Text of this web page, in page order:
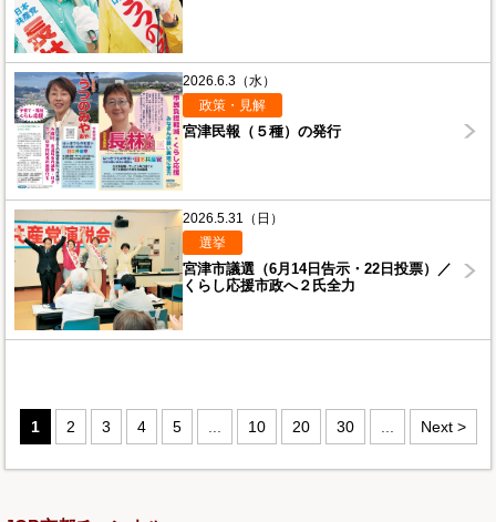
2026.6.3（水）
政策・見解
宮津民報（５種）の発行
2026.5.31（日）
選挙
宮津市議選（6月14日告示・22日投票）／
くらし応援市政へ２氏全力
1 2 3 4 5 10 20 30 Next >